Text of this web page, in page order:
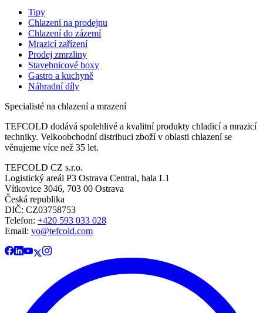
Tipy
Chlazení na prodejnu
Chlazení do zázemí
Mrazicí zařízení
Prodej zmrzliny
Stavebnicové boxy
Gastro a kuchyně
Náhradní díly
Specialisté na chlazení a mrazení
TEFCOLD dodává spolehlivé a kvalitní produkty chladicí a mrazicí
techniky. Velkoobchodní distribuci zboží v oblasti chlazení se
věnujeme více než 35 let.
TEFCOLD CZ s.r.o.
Logistický areál P3 Ostrava Central, hala L1
Vítkovice 3046, 703 00 Ostrava
Česká republika
DIČ: CZ03758753​​​​​​
Telefon: +420 593 033 028
Email: vo@tefcold.com